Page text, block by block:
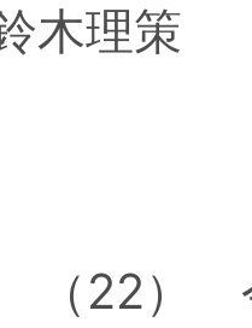
木理策
（22）